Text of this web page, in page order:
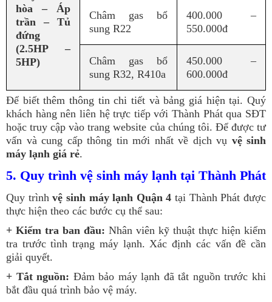
hòa – Áp
trần – Tủ
đứng
(2.5HP –
5HP)
Châm gas bổ
sung R22
400.000 –
550.000đ
Châm gas bổ
sung R32, R410a
450.000 –
600.000đ
Để biết thêm thông tin chi tiết và bảng giá hiện tại. Quý
khách hàng nên liên hệ trực tiếp với Thành Phát qua SĐT
hoặc truy cập vào trang website của chúng tôi. Để được tư
vấn và cung cấp thông tin mới nhất về dịch vụ vệ sinh
máy lạnh giá rẻ.
5. Quy trình vệ sinh máy lạnh tại Thành Phát
Quy trìnhvệ sinh máy lạnh Quận 4 tại Thành Phát được
thực hiện theo các bước cụ thể sau:
+ Kiểm tra ban đầu: Nhân viên kỹ thuật thực hiện kiểm
tra trước tình trạng máy lạnh. Xác định các vấn đề cần
giải quyết.
+ Tắt nguồn: Đảm bảo máy lạnh đã tắt nguồn trước khi
bắt đầu quá trình bảo vệ máy.